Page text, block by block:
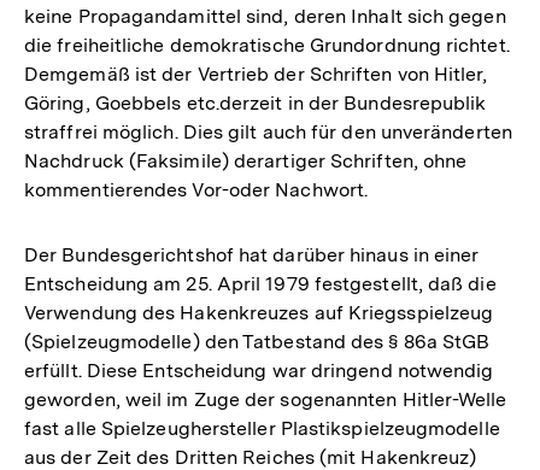
keine Propagandamittel sind, deren Inhalt sich gegen
die freiheitliche demokratische Grundordnung richtet.
Demgemäß ist der Vertrieb der Schriften von Hitler,
Göring, Goebbels etc.derzeit in der Bundesrepublik
straffrei möglich. Dies gilt auch für den unveränderten
Nachdruck (Faksimile) derartiger Schriften, ohne
kommentierendes Vor-oder Nachwort.
Der Bundesgerichtshof hat darüber hinaus in einer
Entscheidung am 25. April 1979 festgestellt, daß die
Verwendung des Hakenkreuzes auf Kriegsspielzeug
(Spielzeugmodelle) den Tatbestand des § 86a StGB
erfüllt. Diese Entscheidung war dringend notwendig
geworden, weil im Zuge der sogenannten Hitler-Welle
fast alle Spielzeughersteller Plastikspielzeugmodelle
aus der Zeit des Dritten Reiches (mit Hakenkreuz)